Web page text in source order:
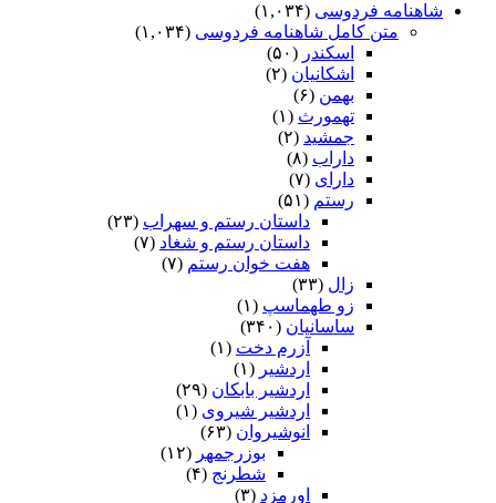
شاهنامه فردوسی (۱,۰۳۴)
متن کامل شاهنامه فردوسی (۱,۰۳۴)
اسکندر (۵۰)
اشکانیان (۲)
بهمن (۶)
تهمورث (۱)
جمشید (۲)
داراب (۸)
دارای (۷)
رستم (۵۱)
داستان رستم و سهراب (۲۳)
داستان رستم و شغاد (۷)
هفت خوان رستم‏ (۷)
زال (۳۳)
زو طهماسپ‏ (۱)
ساسانیان (۳۴۰)
آزرم دخت (۱)
اردشیر (۱)
اردشیر بابکان (۲۹)
اردشیر شیروی (۱)
انوشیروان (۶۳)
بوزرجمهر (۱۲)
شطرنج (۴)
اورمزد (۳)